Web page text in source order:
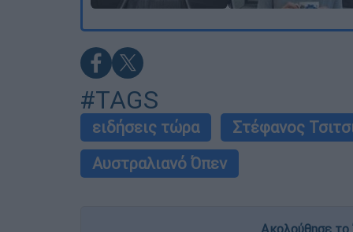
#TAGS
ειδήσεις τώρα Στέφανος
Αυστραλιανό Όπεν
Ακολούθησε